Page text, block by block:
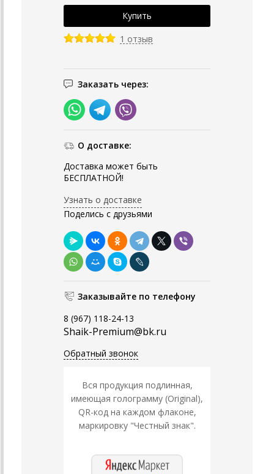
1 отзыв
Заказать через:
О доставке:
Доставка может быть
БЕСПЛАТНОЙ!
Узнать о доставке
Поделись с друзьями
Заказывайте по телефону
8 (967) 118-24-13
Shaik-Premium@bk.ru
Обратный звонок
Вся продукция подлинная,
имеющая голограмму (Original),
QR-код на каждом флаконе,
маркировку "Честный знак".